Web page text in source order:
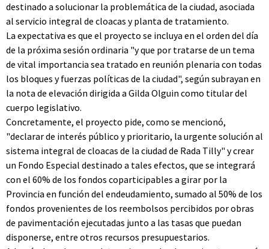
destinado a solucionar la problemática de la ciudad, asociada
al servicio integral de cloacas y planta de tratamiento.
La expectativa es que el proyecto se incluya en el orden del día
de la próxima sesión ordinaria "y que por tratarse de un tema
de vital importancia sea tratado en reunión plenaria con todas
los bloques y fuerzas políticas de la ciudad", según subrayan en
la nota de elevación dirigida a Gilda Olguin como titular del
cuerpo legislativo.
Concretamente, el proyecto pide, como se mencionó,
"declarar de interés público y prioritario, la urgente solución al
sistema integral de cloacas de la ciudad de Rada Tilly" y crear
un Fondo Especial destinado a tales efectos, que se integrará
con el 60% de los fondos coparticipables a girar por la
Provincia en función del endeudamiento, sumado al 50% de los
fondos provenientes de los reembolsos percibidos por obras
de pavimentación ejecutadas junto a las tasas que puedan
disponerse, entre otros recursos presupuestarios.